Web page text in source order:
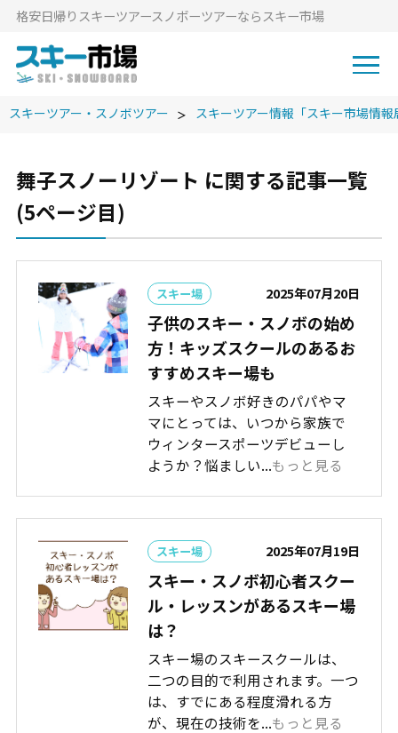
格安⽇帰りスキーツアースノボーツアーならスキー市場
スキーツアー・スノボツアー スキーツアー情報「スキー市場情報
舞子スノーリゾート に関する記事一覧
(5ページ目)
スキー場 2025年07月20日
子供のスキー・スノボの始め
方！キッズスクールのあるお
すすめスキー場も
スキーやスノボ好きのパパやマ
マにとっては、いつから家族で
ウィンタースポーツデビューし
ようか？悩ましい...もっと見る
スキー場 2025年07月19日
スキー・スノボ初心者スクー
ル・レッスンがあるスキー場
は？
スキー場のスキースクールは、
二つの目的で利用されます。一つ
は、すでにある程度滑れる方
が、現在の技術を...もっと見る